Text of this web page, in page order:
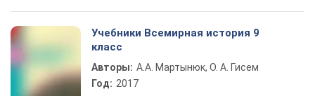
Учебники Всемирная история 9
класс
Авторы: А.А. Мартынюк, О. А. Гисем
Год: 2017